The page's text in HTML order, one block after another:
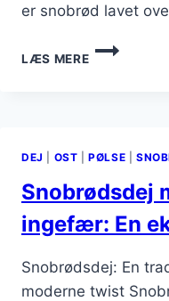
er snobrød lavet
LÆS MERETIL
DEJ OST |PØLSE
Snobrødsdej
ingefær: En
Snobrødsdej: En
moderne twist